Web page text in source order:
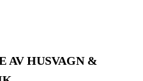
AV HUSVAGN &